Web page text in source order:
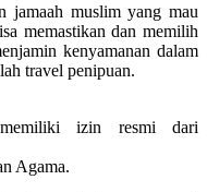
jamaah muslim yang mau
memastikan dan memilih
kenyamanan dalam
travel penipuan.
izin resmi dari
Agama.